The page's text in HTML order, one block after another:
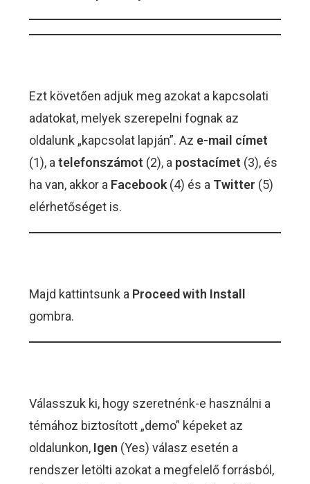
Ezt követően adjuk meg azokat a kapcsolati
adatokat, melyek szerepelni fognak az
oldalunk „kapcsolat lapján”. Az e-mail címet
(1), atelefonszámot (2), a postacímet (3), és
ha van, akkor a Facebook (4) és a Twitter (5)
elérhetőséget is.
Majd kattintsunk a Proceed with Install
gombra.
Válasszuk ki, hogy szeretnénk-e használni a
témához biztosított „demo” képeket az
oldalunkon, Igen (Yes) válasz esetén a
rendszer letölti azokat a megfelelő forrásból,